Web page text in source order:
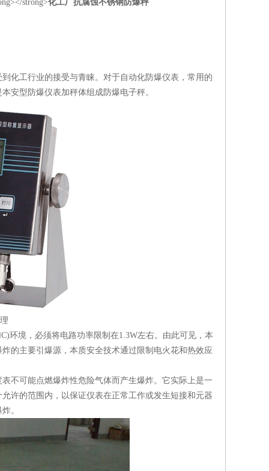
化工厂抗腐蚀不锈钢防爆秤
化工行业的接受与青睐。对于自动化防爆仪表，常用的
安型防爆仪表加秤体组成防爆电子秤。
环境，必须将电路功率限制在1.3W左右。由此可见，本
的主要引爆源，本质安全技术通过限制电火花和热效应
不可能点燃爆炸性危险气体而产生爆炸。它实际上是一
许的范围内，以保证仪表在正常工作或发生短接和元器
。